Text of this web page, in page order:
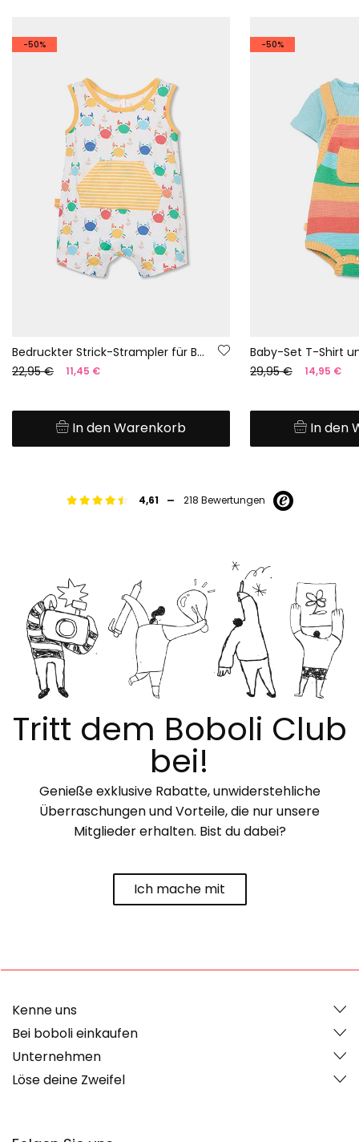
-50%
Bedruckter Strick-Strampler für Babys
22,95 €
11,45 €
In den Warenkorb
-50%
29,95 € 14,95 €
In den
4,61 - 218 Bewertungen
Tritt dem Boboli Club
bei!
Genieße exklusive Rabatte, unwiderstehliche
Überraschungen und Vorteile, die nur unsere
Mitglieder erhalten. Bist du dabei?
Ich mache mit
Kenne uns
Bei boboli einkaufen
Unternehmen
Löse deine Zweifel